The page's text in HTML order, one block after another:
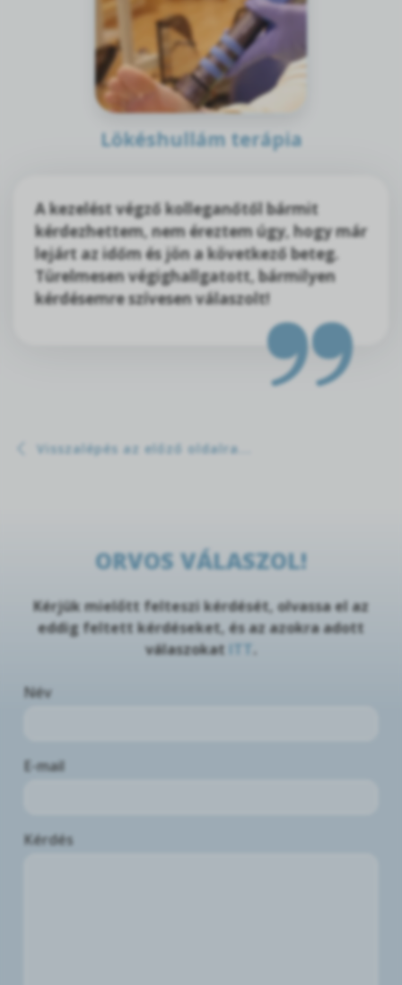
Lökéshullám terápia
A kezelést végző kolleganőtől bármit
kérdezhettem, nem éreztem úgy, hogy már
lejárt az időm és jön a következő beteg.
Türelmesen végighallgatott, bármilyen
kérdésemre szívesen válaszolt!
Visszalépés az előző oldalra...
ORVOS VÁLASZOL!
Kérjük mielőtt felteszi kérdését, olvassa el az
eddig feltett kérdéseket, és az azokra adott
válaszokat ITT
Név
E-mail
Kérdés